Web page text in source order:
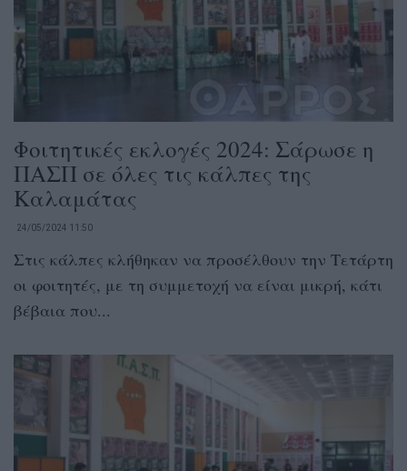
Φοιτητικές εκλογές 2024: Σάρωσε η
ΠΑΣΠ σε όλες τις κάλπες της
Καλαμάτας
24/05/2024 11:50
Στις κάλπες κλήθηκαν να προσέλθουν την Τετάρτη
οι φοιτητές, με τη συμμετοχή να είναι μικρή, κάτι
βέβαια που...